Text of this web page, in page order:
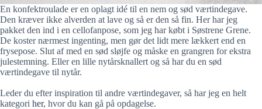
En konfektroulade er en oplagt idé til en nem og sød værtindegave.
Den kræver ikke alverden at lave og så er den så fin. Her har jeg
pakket den ind i en cellofanpose, som jeg har købt i Søstrene Grene.
De koster nærmest ingenting, men gør det lidt mere lækkert end en
frysepose. Slut af med en sød sløjfe og måske en grangren for ekstra
julestemning. Eller en lille nytårsknallert og så har du en sød
værtindegave til nytår.
Leder du efter inspiration til andre værtindegaver, så har jeg en helt
kategori her, hvor du kan gå på opdagelse.